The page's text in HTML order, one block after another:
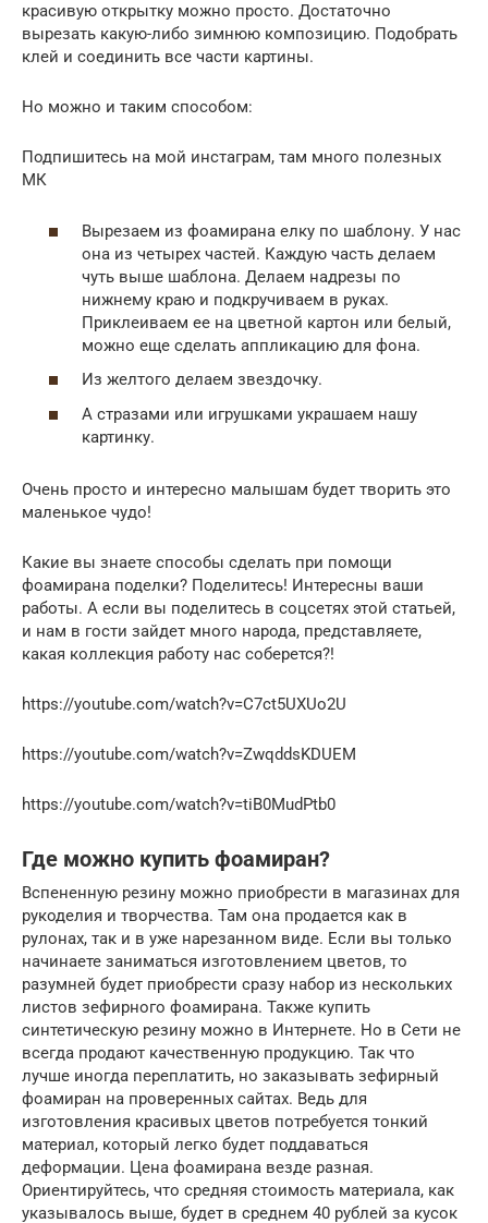
красивую открытку можно просто. Достаточно
вырезать какую-либо зимнюю композицию. Подобрать
клей и соединить все части картины.
Но можно и таким способом:
Подпишитесь на мой инстаграм, там много полезных
МК
Вырезаем из фоамирана елку по шаблону. У нас
она из четырех частей. Каждую часть делаем
чуть выше шаблона. Делаем надрезы по
нижнему краю и подкручиваем в руках.
Приклеиваем ее на цветной картон или белый,
можно еще сделать аппликацию для фона.
Из желтого делаем звездочку.
А стразами или игрушками украшаем нашу
картинку.
Очень просто и интересно малышам будет творить это
маленькое чудо!
Какие вы знаете способы сделать при помощи
фоамирана поделки? Поделитесь! Интересны ваши
работы. А если вы поделитесь в соцсетях этой статьей,
и нам в гости зайдет много народа, представляете,
какая коллекция работу нас соберется?!
https://youtube.com/watch?v=C7ct5UXUo2U
https://youtube.com/watch?v=ZwqddsKDUEM
https://youtube.com/watch?v=tiB0MudPtb0
Где можно купить фоамиран?
Вспененную резину можно приобрести в магазинах для
рукоделия и творчества. Там она продается как в
рулонах, так и в уже нарезанном виде. Если вы только
начинаете заниматься изготовлением цветов, то
разумней будет приобрести сразу набор из нескольких
листов зефирного фоамирана. Также купить
синтетическую резину можно в Интернете. Но в Сети не
всегда продают качественную продукцию. Так что
лучше иногда переплатить, но заказывать зефирный
фоамиран на проверенных сайтах. Ведь для
изготовления красивых цветов потребуется тонкий
материал, который легко будет поддаваться
деформации. Цена фоамирана везде разная.
Ориентируйтесь, что средняя стоимость материала, как
указывалось выше, будет в среднем 40 рублей за кусок